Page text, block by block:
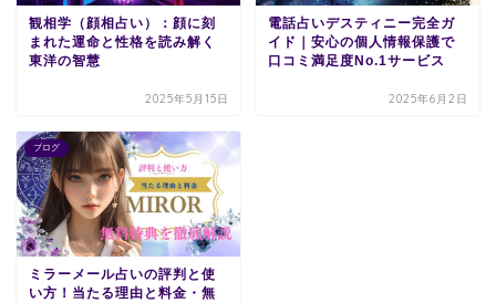
観相学（顔相占い）：顔に刻
まれた運命と性格を読み解く
東洋の智慧
2025年5月15日
電話占いデスティニー完全ガ
イド｜安心の個人情報保護で
口コミ満足度No.1サービス
2025年6月2日
ブログ
ミラーメール占いの評判と使
い方！当たる理由と料金・無